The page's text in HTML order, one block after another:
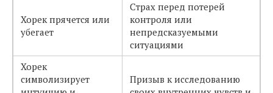
Хорек прячется или
убегает
Страх перед потерей
контроля или
непредсказуемыми
ситуациями
Хорек
символизирует
Призыв к исследованию